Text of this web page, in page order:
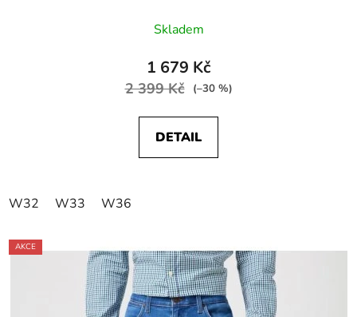
Skladem
1 679 Kč
2 399 Kč (–30 %)
DETAIL
W32 W33 W36
AKCE